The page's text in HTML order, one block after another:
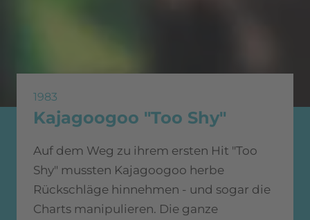
1983
Kajagoogoo "Too Shy"
Auf dem Weg zu ihrem ersten Hit "Too
Shy" mussten Kajagoogoo herbe
Rückschläge hinnehmen - und sogar die
Charts manipulieren. Die ganze